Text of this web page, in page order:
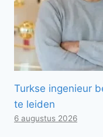
Turkse ingenieur
te leiden
6 augustus 2026